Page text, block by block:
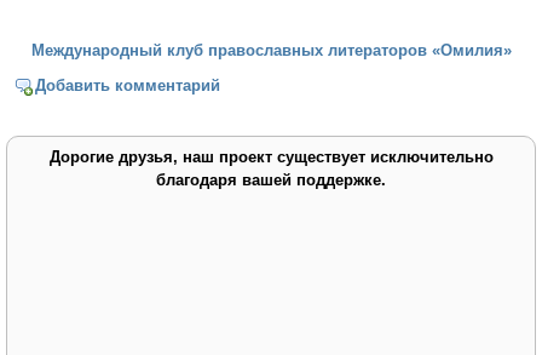
Международный клуб православных литераторов «Омилия»
Добавить комментарий
Дорогие друзья, наш проект существует исключительно
благодаря вашей поддержке.